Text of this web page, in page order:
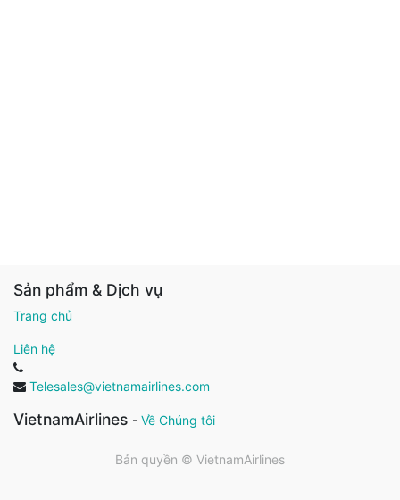
Sản phẩm & Dịch vụ
Trang chủ
Liên hệ
Telesales@vietnamairlines.com
VietnamAirlines - Về Chúng tôi
Bản quyền © VietnamAirlines